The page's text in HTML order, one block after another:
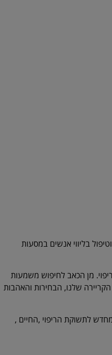
בליווי אנשים במסעות
מן הכאב לחיפוש משמעות
שלנו, הבחירות והאהבות
לתשוקת הריפוי ,החיים ,